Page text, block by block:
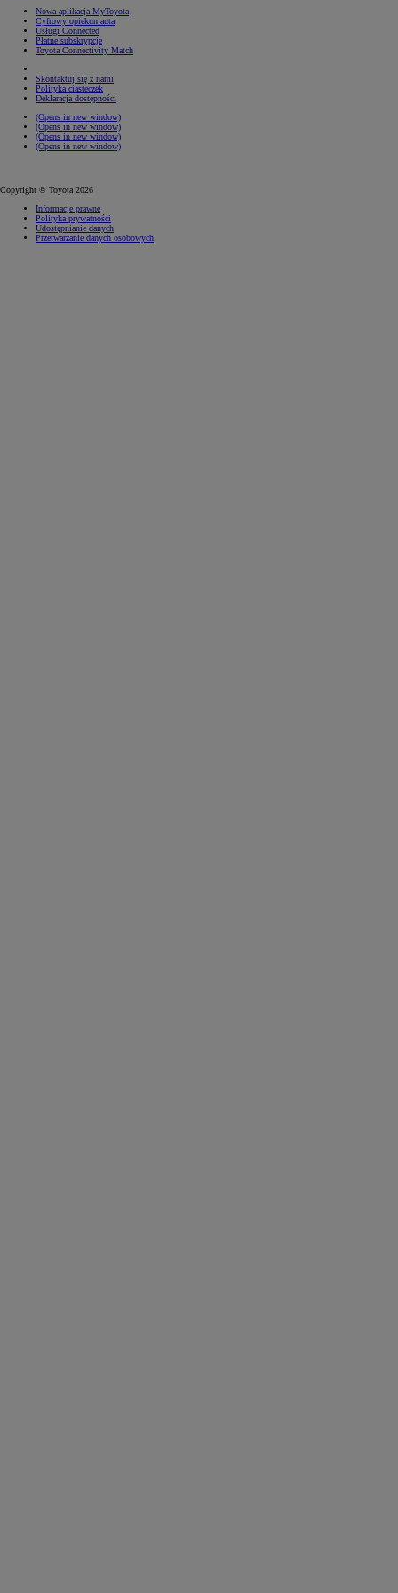
Nowa aplikacja MyToyota
Cyfrowy opiekun auta
Usługi Connected
Płatne subskrypcje
Toyota Connectivity Match
Skontaktuj się z nami
Polityka ciasteczek
Deklaracja dostępności
(Opens in new window)
(Opens in new window)
(Opens in new window)
(Opens in new window)
Copyright © Toyota 2026
Informacje prawne
Polityka prywatności
Udostępnianie danych
Przetwarzanie danych osobowych